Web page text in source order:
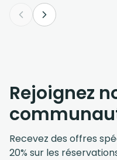
Rejoignez
Recevez des offres
20% sur les